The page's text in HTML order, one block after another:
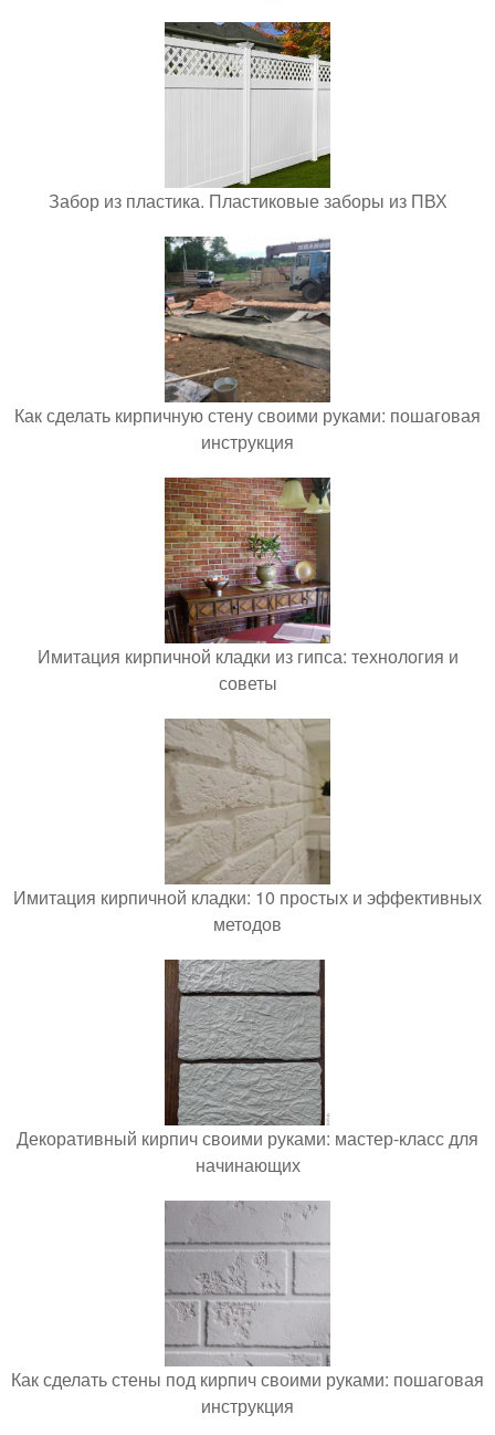
Забор из пластика. Пластиковые заборы из ПВХ
Как сделать кирпичную стену своими руками: пошаговая
инструкция
Имитация кирпичной кладки из гипса: технология и
советы
Имитация кирпичной кладки: 10 простых и эффективных
методов
Декоративный кирпич своими руками: мастер-класс для
начинающих
Как сделать стены под кирпич своими руками: пошаговая
инструкция